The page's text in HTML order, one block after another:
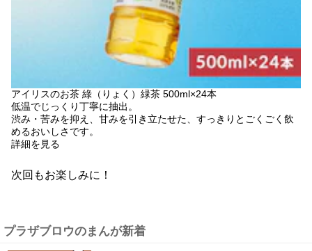
アイリスのお茶 綠（りょく）緑茶 500ml×24本
低温でじっくり丁寧に抽出。
渋み・苦みを抑え、甘みを引き立たせた、すっきりとごくごく飲
めるおいしさです。
詳細を見る
次回もお楽しみに！
プラザブロウのまんが新着